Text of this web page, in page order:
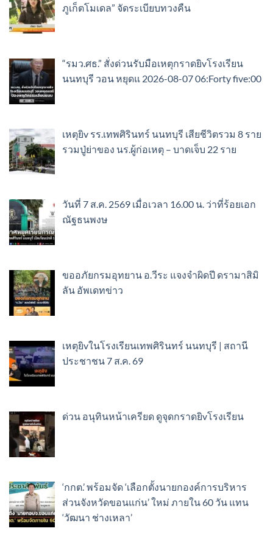
ภูเก็ตโมเดล” จัดระเบียบทวงคืน
“รมว.ศธ.” สั่งด่วนรับมือเหตุกราดยิvโรงเรียน
นนทบุรี วอน หยุดแ 2026-08-07 06:Forty five:00
เหตุยิv รร.เทพศิรินทร์ นนทบุรี เสียชีวิตรวม 8 ราย
รวมปู่ย่าของ นร.ผู้ก่อเหตุ – บาดเจ็บ 22 ราย
วันที่ 7 ส.ค. 2569 เมื่อเวลา 16.00 น. ว่าที่ร้อยเอก
ณัฐธนพงษ
ขออภัยกรมอุทยาน อ.วีระ แจงจำผิดปี ดรามาสิมิ
ลัน อัพเดทข่าว
เหตุยิvในโรงเรียนเทพศิรินทร์ นนทบุรี | สถานี
ประชาชน 7 ส.ค. 69
ด่วน อนุทินหน้าเครียด ดูจุดกราดยิvโรงเรียน ​
‘กกต.’ พร้อมจัด ‘เลือกตั้งนายกองค์การบริหาร
ส่วนจังหวัดขอนแก่น’ ใหม่ ภายใน 60 วัน แทน
‘วัฒนา ช่างเหลา’